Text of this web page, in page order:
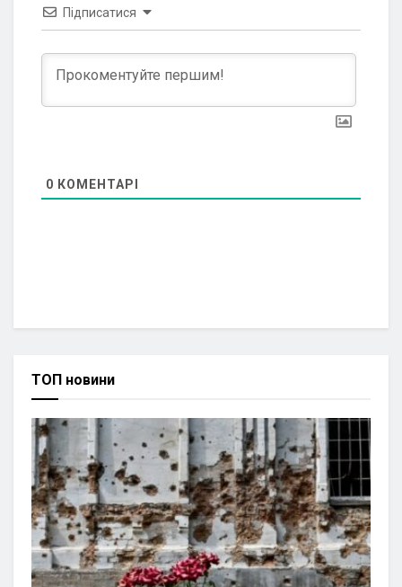
Підписатися
0 КОМЕНТАРІ
ТОП новини